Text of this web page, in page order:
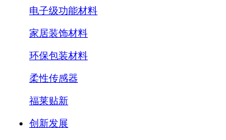
电子级功能材料
家居装饰材料
环保包装材料
柔性传感器
福莱贴新
创新发展